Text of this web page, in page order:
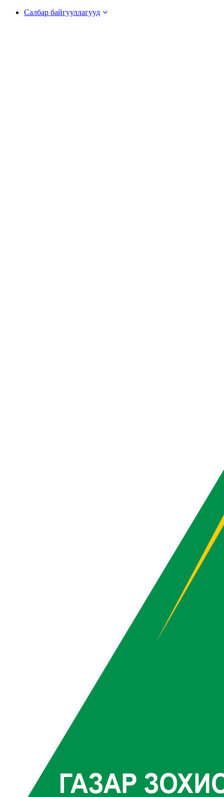
Салбар байгууллагууд